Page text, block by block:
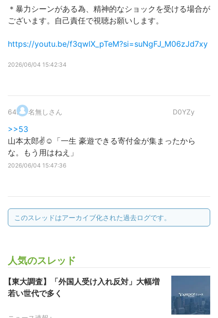
＊暴力シーンがある為、精神的なショックを受ける場合が
ございます。自己責任で視聴お願いします。
https://youtu.be/f3qwlX_pTeM?si=suNgFJ_M06zJd7xy
2026/06/04 15:42:34
64. 名無しさん D0YZy
>>53
山本太郎✌️☺️「一生 豪遊できる寄付金が集まったから
な。もう用はねえ」
2026/06/04 15:47:36
このスレッドはアーカイブ化された過去ログです。
人気のスレッド
【東大調査】「外国人受け入れ反対」大幅増
若い世代で多く